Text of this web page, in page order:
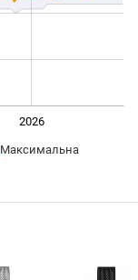
2026
Максимальна